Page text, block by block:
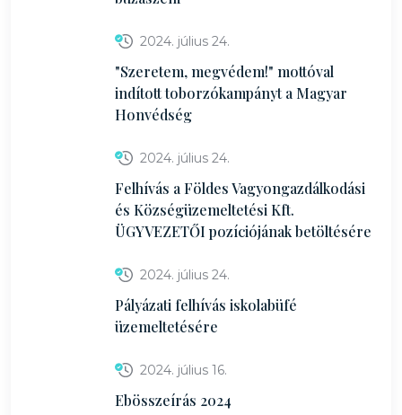
2024. július 24.
"Szeretem, megvédem!" mottóval
indított toborzókampányt a Magyar
Honvédség
2024. július 24.
Felhívás a Földes Vagyongazdálkodási
és Községüzemeltetési Kft.
ÜGYVEZETŐI pozíciójának betöltésére
2024. július 24.
Pályázati felhívás iskolabüfé
üzemeltetésére
2024. július 16.
Ebösszeírás 2024